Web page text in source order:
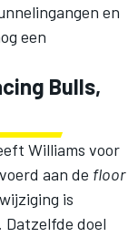
en
een
Bulls,
Williams voor
aan de floor
is
doel